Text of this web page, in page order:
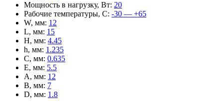
Мощность в нагрузку, Вт: 20
Рабочие температуры, С: -30 — +65
W, мм: 12
L, мм: 15
H, мм: 4.45
h, мм: 1.235
C, мм: 0.635
E, мм: 5.5
A, мм: 12
B, мм: 7
D, мм: 1.8